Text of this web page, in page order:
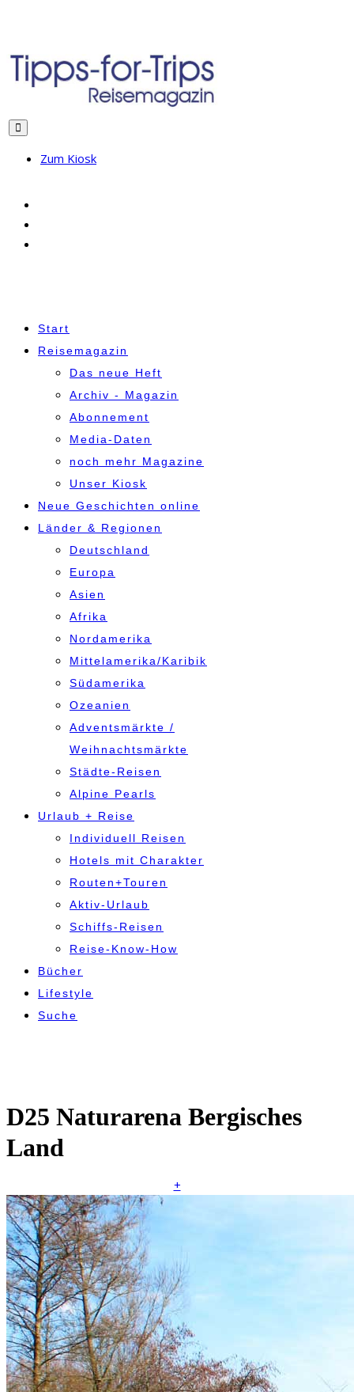
Zum Kiosk
Start
Reisemagazin
Das neue Heft
Archiv - Magazin
Abonnement
Media-Daten
noch mehr Magazine
Unser Kiosk
Neue Geschichten online
Länder & Regionen
Deutschland
Europa
Asien
Afrika
Nordamerika
Mittelamerika/Karibik
Südamerika
Ozeanien
Adventsmärkte /
Weihnachtsmärkte
Städte-Reisen
Alpine Pearls
Urlaub + Reise
Individuell Reisen
Hotels mit Charakter
Routen+Touren
Aktiv-Urlaub
Schiffs-Reisen
Reise-Know-How
Bücher
Lifestyle
Suche
D25 Naturarena Bergisches
Land
+